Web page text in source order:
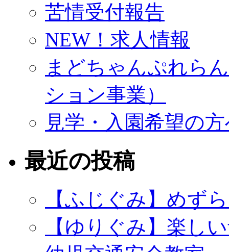
苦情受付報告
NEW！求人情報
まどちゃんぷれら
ション事業）
見学・入園希望の
最近の投稿
【ふじぐみ】めず
【ゆりぐみ】楽し